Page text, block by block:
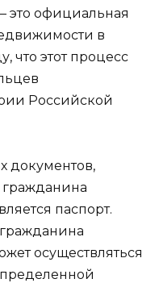
официальная
в
что этот процесс
Российской
документов,
паспорт.
осуществляться